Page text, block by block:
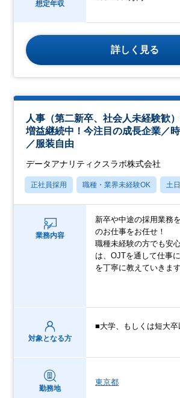
想定年収
詳しく見る
人事（第二新卒、社会人未経験歓
増益継続中！今注目の成長企業／
／服装自由
データアナリティクスラボ株式会社
正社員採用 職種・業界未経験OK 土
業務内容
新卒や中途の採用業務
のお仕事をお任せ！
職種未経験の方でも安
は、OJTを通して仕事
を丁寧に教えていきます
対象となる方
■大学、もしくは短大卒
勤務地
東京都